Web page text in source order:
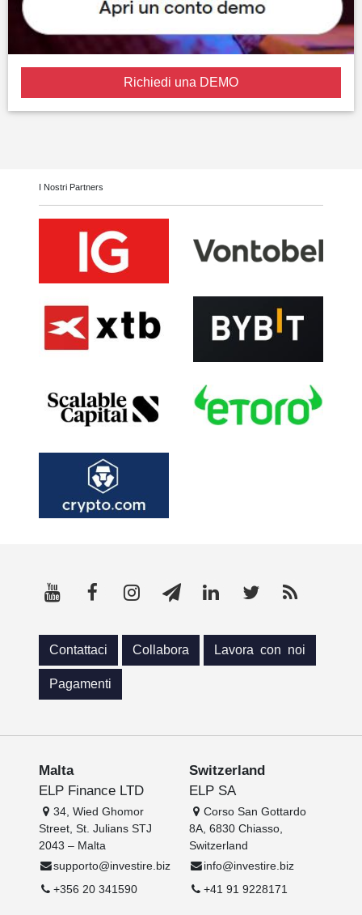
Richiedi una DEMO
I Nostri Partners
Contattaci Collabora Lavora con noi
Pagamenti
Malta
ELP Finance LTD
34, Wied Ghomor
Street, St. Julians STJ
2043 – Malta
supporto@investire.biz
+356 20 341590
Switzerland
ELP SA
Corso San Gottardo
8A, 6830 Chiasso,
Switzerland
info@investire.biz
+41 91 9228171